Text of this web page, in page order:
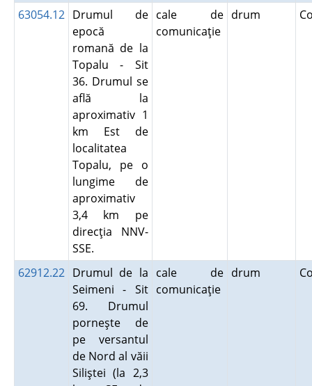
63054.12 Drumul de
epocă
romană de la
Topalu - Sit
36. Drumul se
află la
aproximativ 1
km Est de
localitatea
Topalu, pe o
lungime de
aproximativ
3,4 km pe
direcţia NNV-
SSE.
cale de
comunicaţie
drum
62912.22 Drumul de la
Seimeni - Sit
69. Drumul
porneşte de
pe versantul
de Nord al văii
Siliştei (la 2,3
cale de
comunicaţie
drum